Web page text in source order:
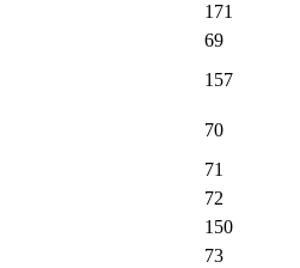
171
69
157
70
71
72
150
73